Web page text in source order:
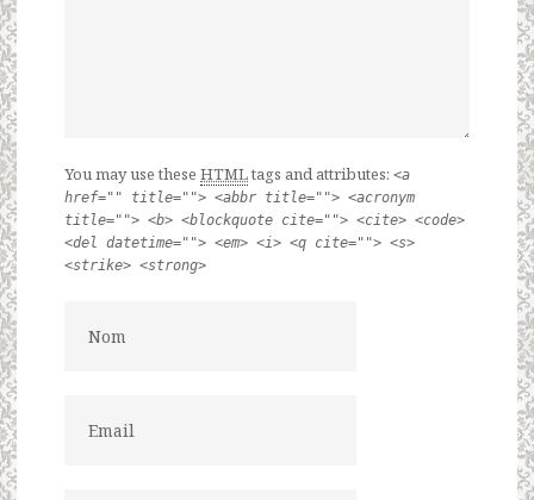
You may use these HTMLtags and attributes: <a
href="" title=""> <abbr title=""> <acronym
title=""> <b> <blockquote cite=""> <cite> <code>
<del datetime=""> <em> <i> <q cite=""> <s>
<strike> <strong>